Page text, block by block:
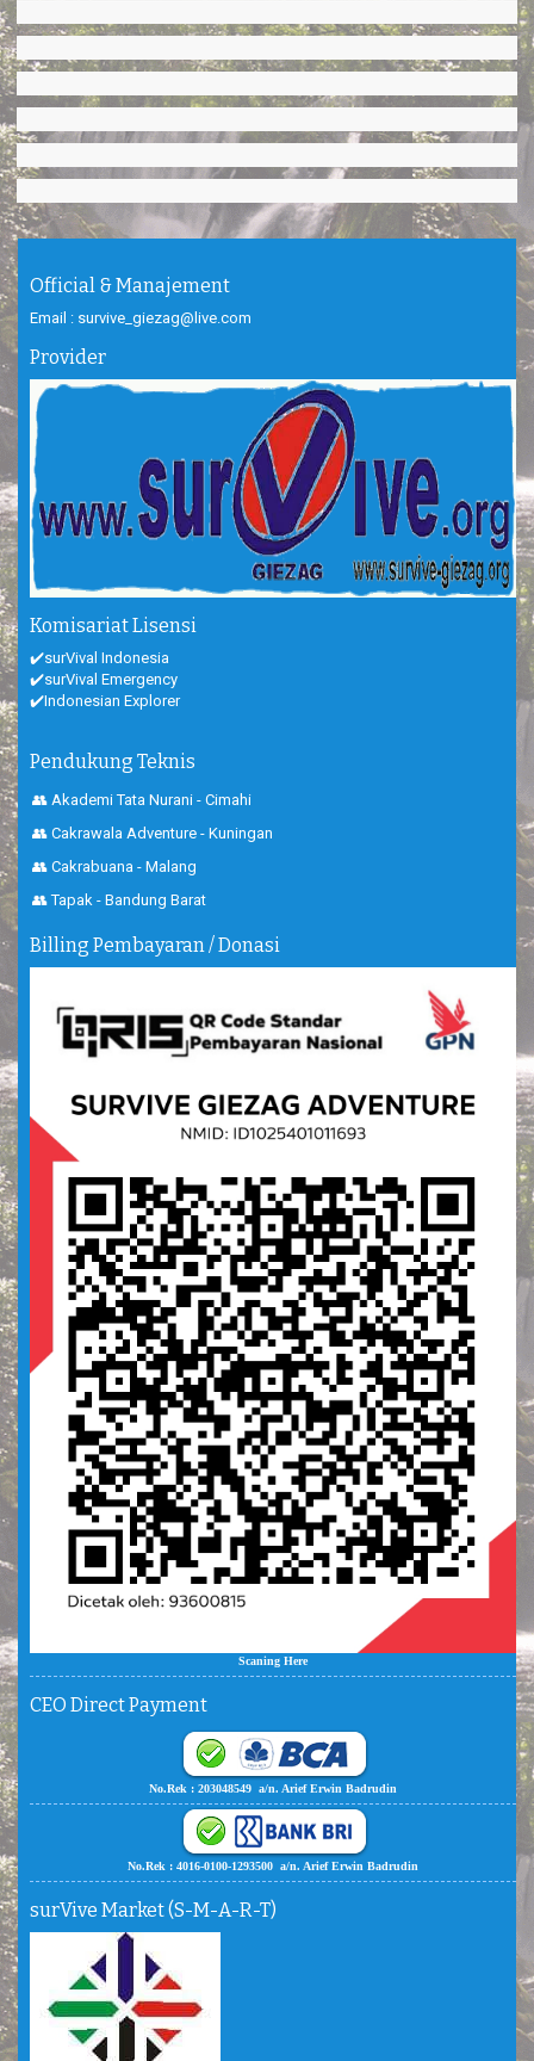
Official & Manajement
Email : survive_giezag@live.com
Provider
Komisariat Lisensi
✔️surVival Indonesia
✔️surVival Emergency
✔️Indonesian Explorer
Pendukung Teknis
👥 Akademi Tata Nurani - Cimahi
👥 Cakrawala Adventure - Kuningan
👥 Cakrabuana - Malang
👥 Tapak - Bandung Barat
Billing Pembayaran / Donasi
Scaning Here
CEO Direct Payment
No.Rek : 203048549 a/n. Arief Erwin Badrudin
No.Rek : 4016-0100-1293500 a/n. Arief Erwin Badrudin
surVive Market (S-M-A-R-T)